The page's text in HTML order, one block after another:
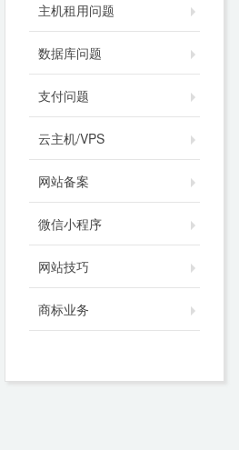
主机租用问题
数据库问题
支付问题
云主机/VPS
网站备案
微信小程序
网站技巧
商标业务